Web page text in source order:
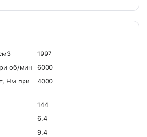
3
1997
об/мин
6000
Нм при
4000
144
6.4
9.4